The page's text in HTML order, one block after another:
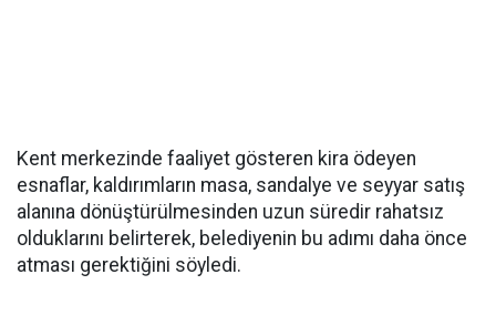
Kent merkezinde faaliyet gösteren kira ödeyen
esnaflar, kaldırımların masa, sandalye ve seyyar satış
alanına dönüştürülmesinden uzun süredir rahatsız
olduklarını belirterek, belediyenin bu adımı daha önce
atması gerektiğini söyledi.